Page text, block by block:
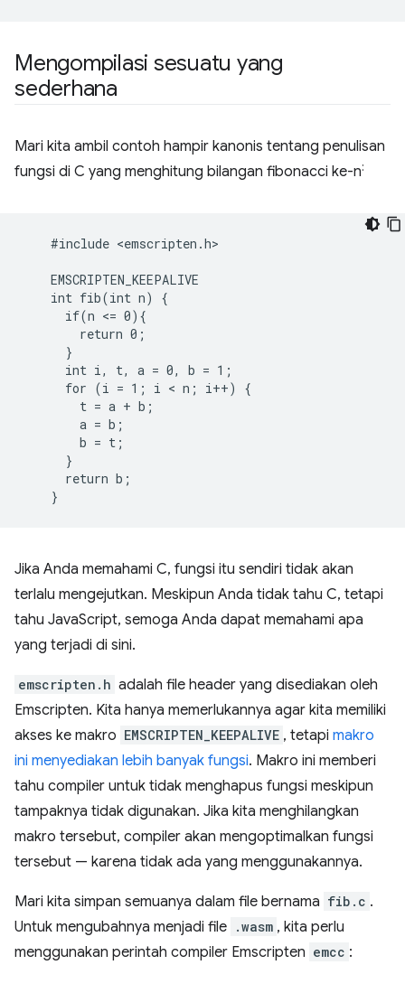
Mengompilasi sesuatu yang
sederhana
Mari kita ambil contoh hampir kanonis tentang penulisan
fungsi di C yang menghitung bilangan fibonacci ke-n:
    #include <emscripten.h>
    EMSCRIPTEN_KEEPALIVE
    int fib(int n) {
      if(n <= 0){
        return 0;
      }
      int i, t, a = 0, b = 1;
      for (i = 1; i < n; i++) {
        t = a + b;
        a = b;
        b = t;
      }
      return b;
Jika Anda memahami C, fungsi itu sendiri tidak akan
terlalu mengejutkan. Meskipun Anda tidak tahu C, tetapi
tahu JavaScript, semoga Anda dapat memahami apa
yang terjadi di sini.
emscripten.h adalah file header yang disediakan oleh
Emscripten. Kita hanya memerlukannya agar kita memiliki
akses ke makro EMSCRIPTEN_KEEPALIVE , tetapi makro
ini menyediakan lebih banyak fungsi. Makro ini memberi
tahu compiler untuk tidak menghapus fungsi meskipun
tampaknya tidak digunakan. Jika kita menghilangkan
makro tersebut, compiler akan mengoptimalkan fungsi
tersebut — karena tidak ada yang menggunakannya.
Mari kita simpan semuanya dalam file bernama fib.c .
Untuk mengubahnya menjadi file .wasm , kita perlu
menggunakan perintah compiler Emscripten emcc :